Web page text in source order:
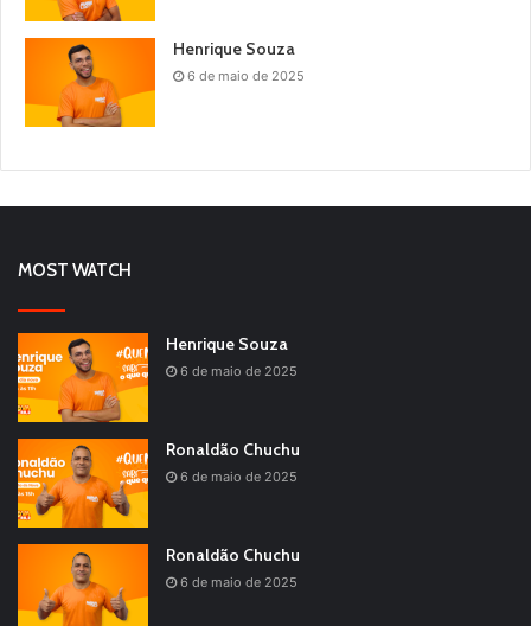
Henrique Souza
6 de maio de 2025
MOST WATCH
Henrique Souza
6 de maio de 2025
Ronaldão Chuchu
6 de maio de 2025
Ronaldão Chuchu
6 de maio de 2025